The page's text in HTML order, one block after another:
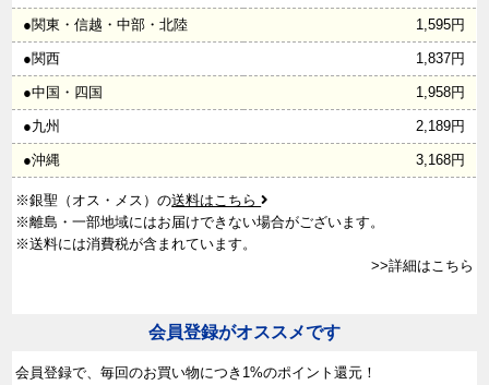
●関東・信越・中部・北陸 1,595円
●関西 1,837円
●中国・四国 1,958円
●九州 2,189円
●沖縄 3,168円
※銀聖（オス・メス）の送料はこちら
※離島・一部地域にはお届けできない場合がございます。
※送料には消費税が含まれています。
>>詳細はこちら
会員登録がオススメです
会員登録で、毎回のお買い物につき1%のポイント還元！